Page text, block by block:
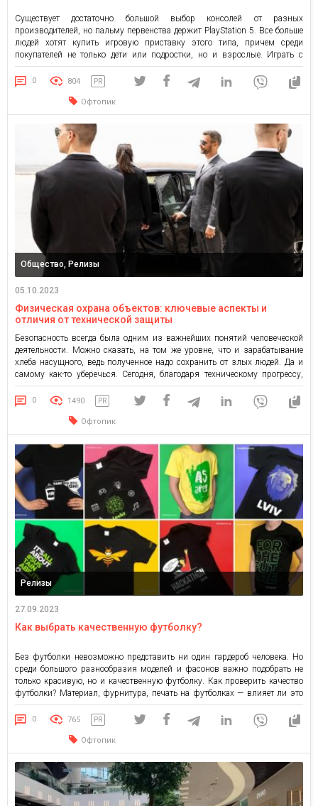
Существует достаточно большой выбор консолей от разных
производителей, но пальму первенства держит PlayStation 5. Все больше
людей хотят купить игровую приставку этого типа, причем среди
покупателей не только дети или подростки, но и взрослые. Играть с
помощью консоли в разы удобнее, чем делать это с помощью мыши и
клавиатуры. Хотя к игровой станции можно подключить эти
периферийные […]
0 804 PR
Офтопик
Общество, Релизы
05.10.2023
Физическая охрана объектов: ключевые аспекты и
отличия от технической защиты
Безопасность всегда была одним из важнейших понятий человеческой
деятельности. Можно сказать, на том же уровне, что и зарабатывание
хлеба насущного, ведь полученное надо сохранить от злых людей. Да и
самому как-то уберечься. Сегодня, благодаря техническому прогрессу,
защитные возможности намного выше, чем в прежние времена. Школы
и фабрики, больницы и магазины, частные коттеджи и спортивные залы
[…]
0 1490 PR
Офтопик
Релизы
27.09.2023
Как выбрать качественную футболку?
Без футболки невозможно представить ни один гардероб человека. Но
среди большого разнообразия моделей и фасонов важно подобрать не
только красивую, но и качественную футболку. Как проверить качество
футболки? Материал, фурнитура, печать на футболках — влияет ли это
на качество изделия? Первое, на что стоит обращать внимание —
материал. Так как футболка соприкасается с телом, материал […]
0 765 PR
Офтопик